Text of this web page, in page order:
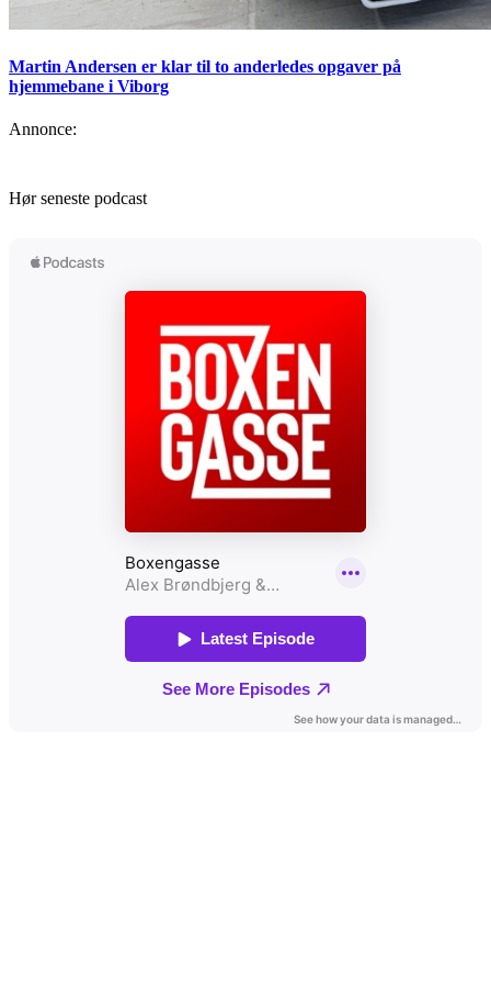
Martin Andersen er klar til to anderledes opgaver på
hjemmebane i Viborg
Annonce:
Hør seneste podcast